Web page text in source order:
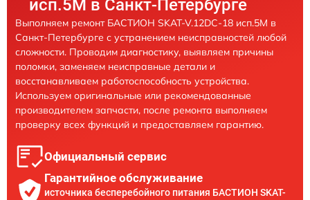
исп.5М в Санкт-Петербурге
Выполняем ремонт БАСТИОН SKAT-V.12DC-18 исп.5М в
Санкт-Петербурге с устранением неисправностей любой
сложности. Проводим диагностику, выявляем причины
поломки, заменяем неисправные детали и
восстанавливаем работоспособность устройства.
Используем оригинальные или рекомендованные
производителем запчасти, после ремонта выполняем
проверку всех функций и предоставляем гарантию.
Официальный сервис
Гарантийное обслуживание
источника бесперебойного питания БАСТИОН SKAT-